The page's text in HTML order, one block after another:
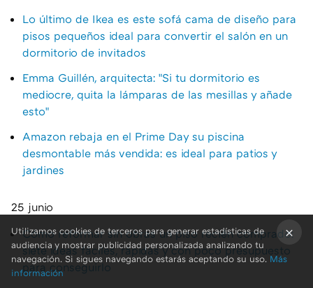
Lo último de Ikea es este sofá cama de diseño para
pisos pequeños ideal para convertir el salón en un
dormitorio de invitados
Emma Guillén, arquitecta: "Si tu dormitorio es
mediocre, quita la lámparas de las mesillas y añade
esto"
Amazon rebaja en el Prime Day su piscina
desmontable más vendida: es ideal para patios y
jardines
25 junio
Cómo reformar sin obras un piso recién comprado:
siete ideas fáciles, rápidas y con poco presupuesto
para conseguirlo
×
Utilizamos cookies de terceros para generar estadísticas de
audiencia y mostrar publicidad personalizada analizando tu
navegación. Si sigues navegando estarás aceptando su uso. Más
información